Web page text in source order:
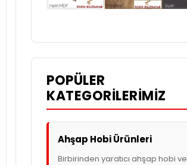
POPÜLER
KATEGORILERIMIZ
Ahşap Hobi Ürünleri
Birbirinden yaratıcı ahşap hobi ve